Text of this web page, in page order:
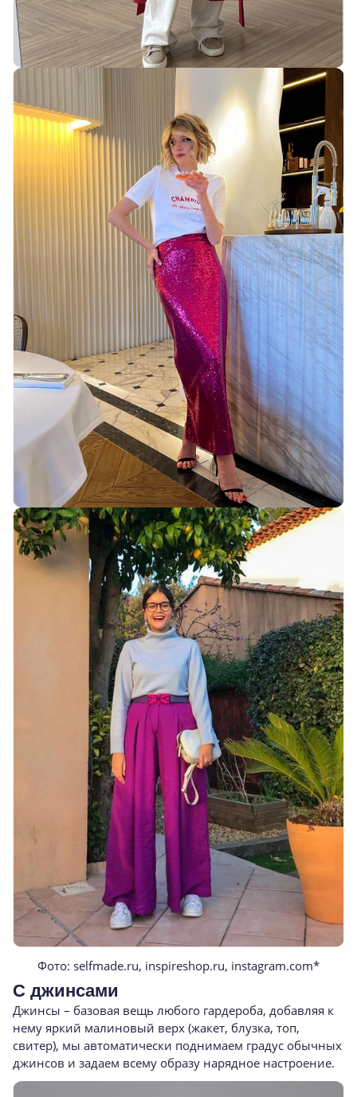
Фото: selfmade.ru, inspireshop.ru, instagram.com*
С джинсами
Джинсы – базовая вещь любого гардероба, добавляя к
нему яркий малиновый верх (жакет, блузка, топ,
свитер), мы автоматически поднимаем градус обычных
джинсов и задаем всему образу нарядное настроение.